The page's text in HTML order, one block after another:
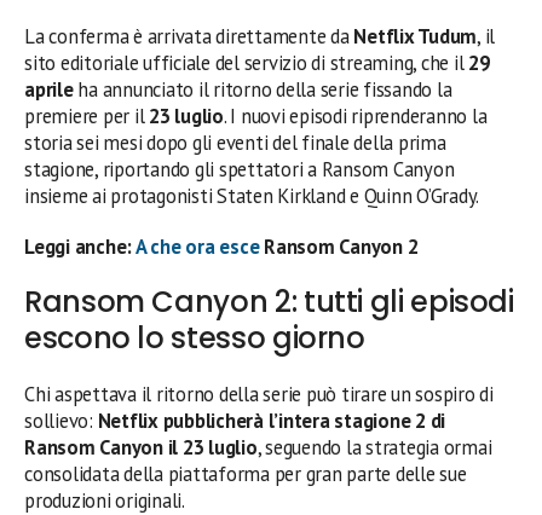
La conferma è arrivata direttamente daNetflix Tudum, il
sito editoriale ufficiale del servizio di streaming, che il29
aprileha annunciato il ritorno della serie fissando la
premiere per il23 luglio. I nuovi episodi riprenderanno la
storia sei mesi dopo gli eventi del finale della prima
stagione, riportando gli spettatori a Ransom Canyon
insieme ai protagonisti Staten Kirkland e Quinn O’Grady.
Leggi anche:A che ora esceRansom Canyon 2
Ransom Canyon 2: tutti gli episodi
escono lo stesso giorno
Chi aspettava il ritorno della serie può tirare un sospiro di
sollievo: Netflix pubblicherà l’intera stagione 2 di
Ransom Canyon il 23 luglio, seguendo la strategia ormai
consolidata della piattaforma per gran parte delle sue
produzioni originali.